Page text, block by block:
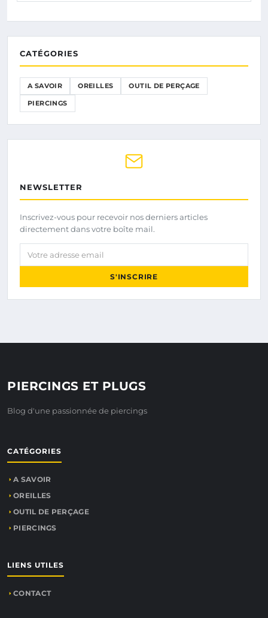
CATÉGORIES
A SAVOIR OREILLES OUTIL DE PERÇAGE
PIERCINGS
NEWSLETTER
Inscrivez-vous pour recevoir nos derniers articles
directement dans votre boîte mail.
Votre adresse email
S'INSCRIRE
PIERCINGS ET PLUGS
Blog d'une passionnée de piercings
CATÉGORIES
A SAVOIR
OREILLES
OUTIL DE PERÇAGE
PIERCINGS
LIENS UTILES
CONTACT